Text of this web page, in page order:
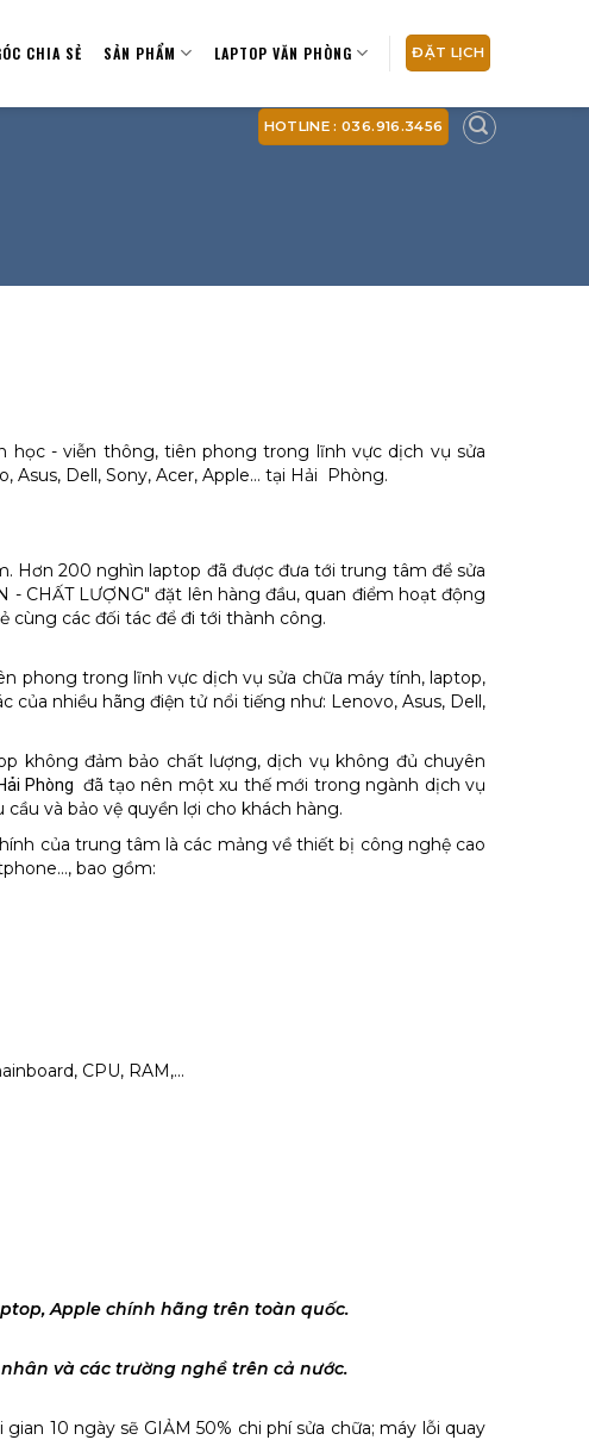
CHIA SẺ SẢN PHẨM LAPTOP VĂN PHÒNG ĐẶT LỊCH
HOTLINE : 036.916.3456
- viễn thông, tiên phong trong lĩnh vực dịch vụ sửa
Asus, Dell, Sony, Acer, Apple… tại Hải Phòng.
Hơn 200 nghìn laptop đã được đưa tới trung tâm để sửa
- CHẤT LƯỢNG" đặt lên hàng đầu, quan điểm hoạt động
cùng các đối tác để đi tới thành công.
phong trong lĩnh vực dịch vụ sửa chữa máy tính, laptop,
nhiều hãng điện tử nổi tiếng như: Lenovo, Asus, Dell,
không đảm bảo chất lượng, dịch vụ không đủ chuyên
Phòng đã tạo nên một xu thế mới trong ngành dịch vụ
và bảo vệ quyền lợi cho khách hàng.
của trung tâm là các mảng về thiết bị công nghệ cao
bao gồm:
CPU, RAM,...
Apple chính hãng trên toàn quốc.
và các trường nghề trên cả nước.
10 ngày sẽ GIẢM 50% chi phí sửa chữa; máy lỗi quay